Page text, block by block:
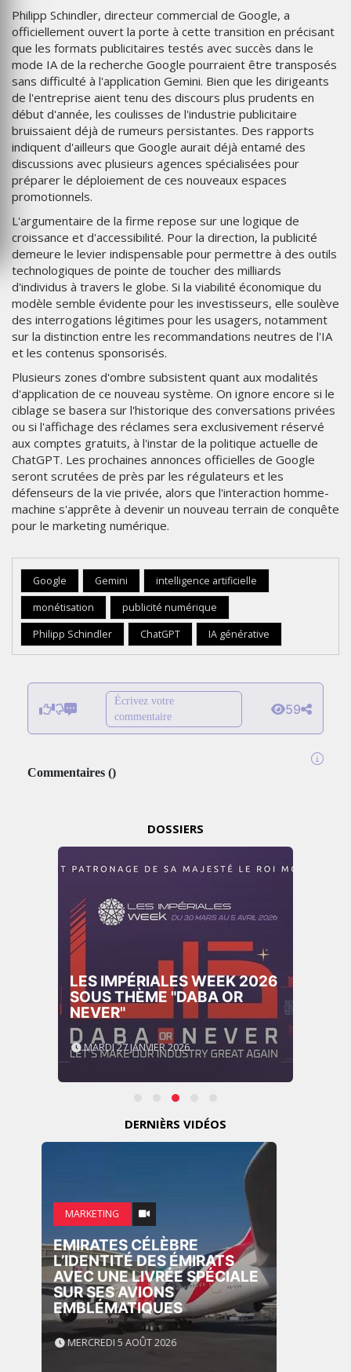
Philipp Schindler, directeur commercial de Google, a
officiellement ouvert la porte à cette transition en précisant
que les formats publicitaires testés avec succès dans le
mode IA de la recherche Google pourraient être transposés
sans difficulté à l'application Gemini. Bien que les dirigeants
de l'entreprise aient tenu des discours plus prudents en
début d'année, les coulisses de l'industrie publicitaire
bruissaient déjà de rumeurs persistantes. Des rapports
indiquent d'ailleurs que Google aurait déjà entamé des
discussions avec plusieurs agences spécialisées pour
préparer le déploiement de ces nouveaux espaces
promotionnels.
L'argumentaire de la firme repose sur une logique de
croissance et d'accessibilité. Pour la direction, la publicité
demeure le levier indispensable pour permettre à des outils
technologiques de pointe de toucher des milliards
d'individus à travers le globe. Si la viabilité économique du
modèle semble évidente pour les investisseurs, elle soulève
des interrogations légitimes pour les usagers, notamment
sur la distinction entre les recommandations neutres de l'IA
et les contenus sponsorisés.
Plusieurs zones d'ombre subsistent quant aux modalités
d'application de ce nouveau système. On ignore encore si le
ciblage se basera sur l'historique des conversations privées
ou si l'affichage des réclames sera exclusivement réservé
aux comptes gratuits, à l'instar de la politique actuelle de
ChatGPT. Les prochaines annonces officielles de Google
seront scrutées de près par les régulateurs et les
défenseurs de la vie privée, alors que l'interaction homme-
machine s'apprête à devenir un nouveau terrain de conquête
pour le marketing numérique.
Google Gemini
intelligence artificielle
monétisation
publicité numérique
Philipp Schindler
ChatGPT IA générative
Écrivez votre
commentaire
59
Commentaires ()
DOSSIERS
LES IMPÉRIALES WEEK
2025: THE PARADIGM SHIFT
– BUSINESS. PEOPLE. TECH
VENDREDI 10 JANVIER 2025
DERNIÈRS VIDÉOS
MARKETING
NIKE STUDIO FLEECE : UNE
NOUVELLE GÉNÉRATION DE
VÊTEMENTS DE SPORT
PENSÉE POUR LE QUOTIDIEN
MERCREDI 5 AOÛT 2026